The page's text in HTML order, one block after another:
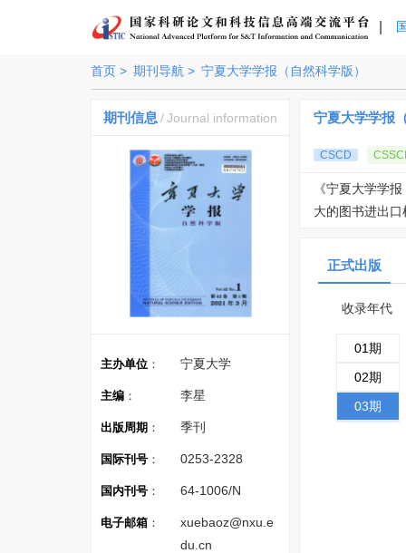
首页 > 期刊导航 > 宁夏大学学报（自然科学版）
期刊信息 /Journal information
主办单位 ： 宁夏大学
主编 ： 李星
出版周期 ： 季刊
国际刊号 ： 0253-2328
国内刊号 ： 64-1006/N
电子邮箱 ：
xuebaoz@nxu.e
du.cn
宁夏大学学报
CSCD CSSCI
《宁夏大学学
大的图书进出
正式出版
收录年代
01期
02期
03期